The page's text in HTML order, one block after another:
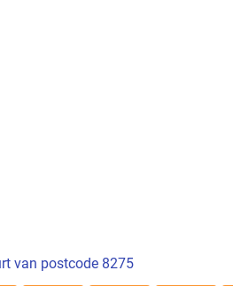
van postcode 8275